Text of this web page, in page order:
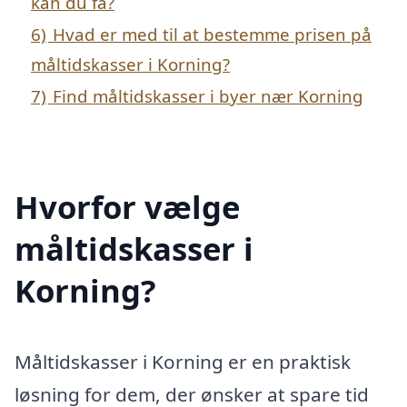
6) Hvad er med til at bestemme prisen på
måltidskasser i Korning?
7) Find måltidskasser i byer nær Korning
Hvorfor vælge
måltidskasser i
Korning?
Måltidskasser i Korning er en praktisk
løsning for dem, der ønsker at spare tid